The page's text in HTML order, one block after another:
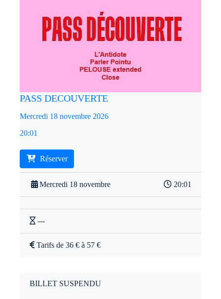
PASS DECOUVERTE
Mercredi 18 novembre 2026
20:01
Réserver
Mercredi 18 novembre 20:01
---
Tarifs de 36 € à 57 €
BILLET SUSPENDU